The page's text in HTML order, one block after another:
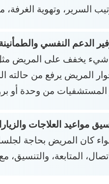
السرير، وتهوية
الدعم النفسي
شيء يخفف على المريض مثل
المريض يرفع من حالته
المستشفيات من وحدة أو
مواعيد العلاجات
كان المريض بحاجة
المتابعة،